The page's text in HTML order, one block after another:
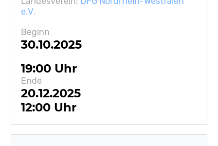
e.V.
Beginn
30.10.2025
19:00 Uhr
Ende
20.12.2025
12:00 Uhr